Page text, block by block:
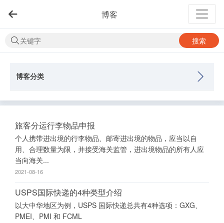
博客
搜索
博客分类
旅客分运行李物品申报
个人携带进出境的行李物品、邮寄进出境的物品，应当以自
用、合理数量为限，并接受海关监管，进出境物品的所有人应
当向海关...
2021-08-16
USPS国际快递的4种类型介绍
以大中华地区为例，USPS 国际快递总共有4种选项：GXG、
PMEI、PMI 和 FCML